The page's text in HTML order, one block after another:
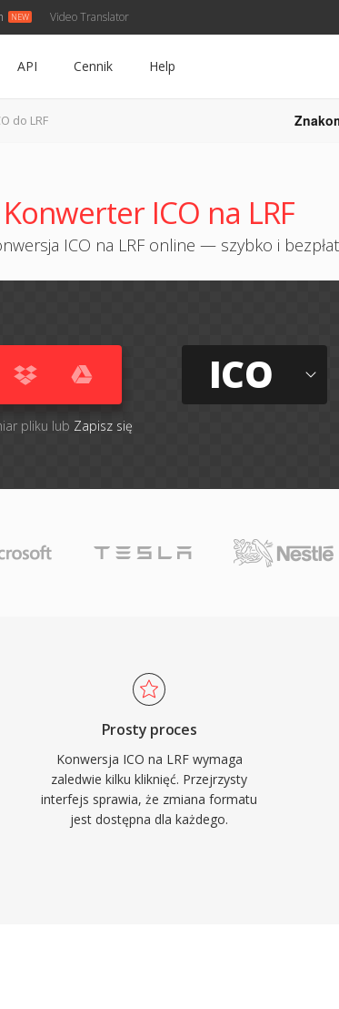
Video Translator
API Cennik Help
do LRF
Konwerter ICO na LRF
ICO na LRF online — szybko i
pliku lub Zapisz się
ICO
Prosty proces
Konwersja ICO na LRF wymaga
zaledwie kilku kliknięć. Przejrzysty
interfejs sprawia, że zmiana formatu
jest dostępna dla każdego.